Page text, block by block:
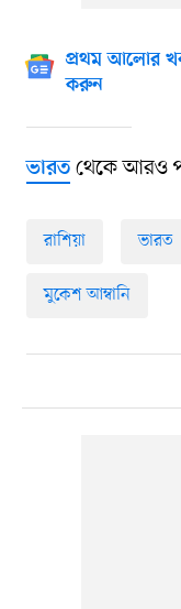
প্রথম আলোর
করুন
ভারতথেকে আরও
রাশিয়া ভারত
মুকেশ আম্বানি